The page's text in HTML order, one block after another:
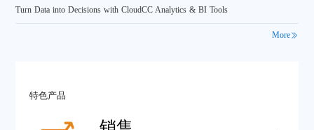
Turn Data into Decisions with CloudCC Analytics & BI Tools
More
特色产品